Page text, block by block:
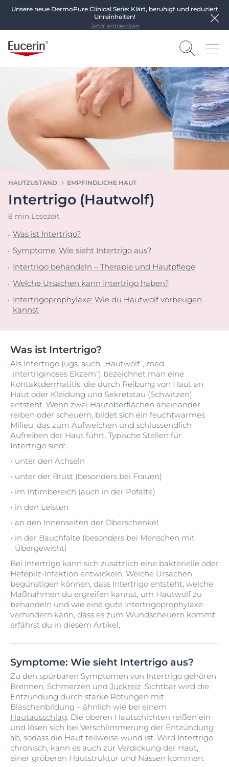
Unsere neue DermoPure Clinical Serie: Klärt, beruhigt und reduziert
Unreinheiten!
Jetzt entdecken
HAUTZUSTAND EMPFINDLICHE HAUT
Intertrigo (Hautwolf)
8 min Lesezeit
Was ist Intertrigo?
Symptome: Wie sieht Intertrigo aus?
Intertrigo behandeln – Therapie und Hautpflege
Welche Ursachen kann Intertrigo haben?
Intertrigoprophylaxe: Wie du Hautwolf vorbeugen
kannst
Was ist Intertrigo?
Als Intertrigo (ugs. auch „Hautwolf“, med.
„intertriginöses Ekzem“) bezeichnet man eine
Kontaktdermatitis, die durch Reibung von Haut an
Haut oder Kleidung und Sekretstau (Schwitzen)
entsteht. Wenn zwei Hautoberflächen aneinander
reiben oder scheuern, bildet sich ein feuchtwarmes
Milieu, das zum Aufweichen und schlussendlich
Aufreiben der Haut führt. Typische Stellen für
Intertrigo sind:
unter den Achseln
unter der Brust (besonders bei Frauen)
im Intimbereich (auch in der Pofalte)
in den Leisten
an den Innenseiten der Oberschenkel
in der Bauchfalte (besonders bei Menschen mit
Übergewicht)
Bei Intertrigo kann sich zusätzlich eine bakterielle oder
Hefepilz-Infektion entwickeln. Welche Ursachen
begünstigen können, dass Intertrigo entsteht, welche
Maßnahmen du ergreifen kannst, um Hautwolf zu
behandeln und wie eine gute Intertrigoprophylaxe
verhindern kann, dass es zum Wundscheuern kommt,
erfährst du in diesem Artikel.
Symptome: Wie sieht Intertrigo aus?
Zu den spürbaren Symptomen von Intertrigo gehören
Brennen, Schmerzen und Juckreiz. Sichtbar wird die
Entzündung durch starke Rötungen mit
Bläschenbildung – ähnlich wie bei einem
Hautausschlag. Die oberen Hautschichten reißen ein
und lösen sich bei Verschlimmerung der Entzündung
ab, sodass die Haut teilweise wund ist. Wird Intertrigo
chronisch, kann es auch zur Verdickung der Haut,
einer gröberen Hautstruktur und Nässen kommen.